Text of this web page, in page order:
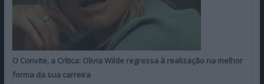
O Convite, a Crítica: Olivia Wilde regressa à realização na melhor
forma da sua carreira